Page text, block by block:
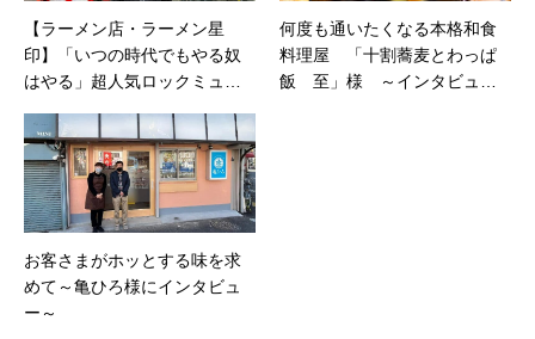
【ラーメン店・ラーメン星
印】「いつの時代でもやる奴
はやる」超人気ロックミュー
心意気を継ぐ店主の「支那そ
ばや」から独立後の成功秘話
とは？
何度も通いたくなる本格和食
料理屋 「十割蕎麦とわっぱ
飯 至」様 ～インタビュー
お客さまがホッとする味を求
めて～亀ひろ様にインタビュ
ー～